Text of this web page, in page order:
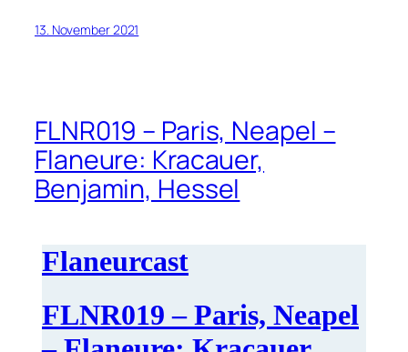
13. November 2021
FLNR019 – Paris, Neapel –
Flaneure: Kracauer,
Benjamin, Hessel